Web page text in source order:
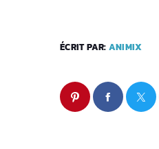
ÉCRIT PAR: ANIMIX